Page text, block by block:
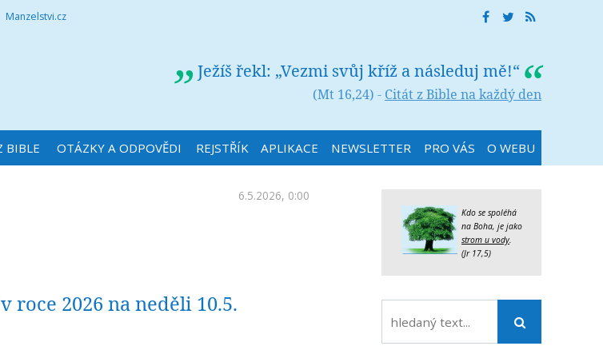
Manzelstvi.cz
Ježíš řekl: „Vezmi svůj kříž a následuj mě!“
(Mt 16,24) - Citát z Bible na každý den
BIBLE OTÁZKY A ODPOVĚDI REJSTŘÍK APLIKACE NEWSLETTER PRO VÁS O WEBU
6.5.2026, 0:00
roce 2026 na neděli 10.5.
Kdo se spoléhá
na Boha, je jako
strom u vody.
(Jr 17,5)